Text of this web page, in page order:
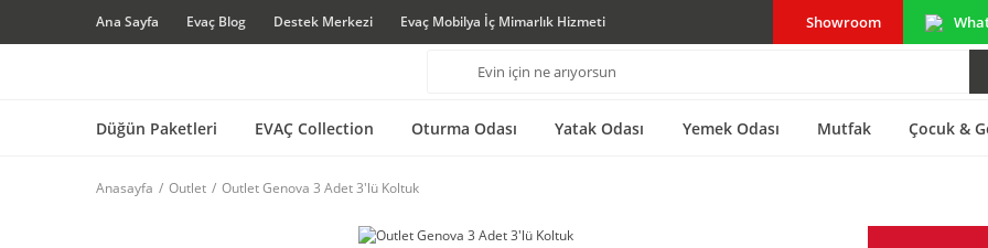
Ana Sayfa Evaç Blog Destek Merkezi Evaç Mobilya İç Mimarlık Hizmeti Showroom
Düğün Paketleri EVAÇ Collection Oturma Odası Yatak Odası Yemek Odası Mutfak Çocuk &
Anasayfa Outlet Outlet Genova 3 Adet 3'lü Koltuk